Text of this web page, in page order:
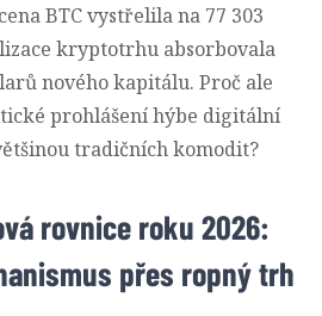
BTC vystřelila na 77 303
kryptotrhu absorbovala
nového kapitálu. Proč ale
prohlášení hýbe digitální
tradičních komodit?
rovnice roku 2026:
přes ropný trh